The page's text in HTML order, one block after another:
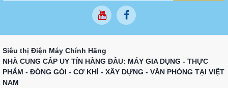
Siêu thị Điện Máy Chính Hãng
NHÀ CUNG CẤP UY TÍN HÀNG ĐẦU: MÁY GIA DỤNG - THỰC
PHẨM - ĐÓNG GÓI - CƠ KHÍ - XÂY DỰNG - VĂN PHÒNG TẠI VIỆT
NAM